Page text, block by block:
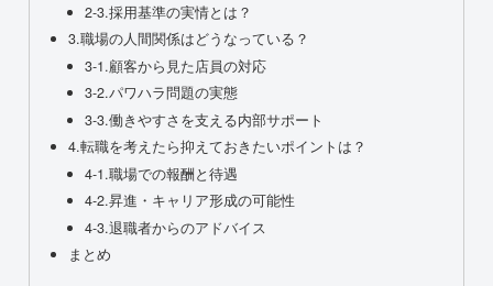
2-3.採用基準の実情とは？
3.職場の人間関係はどうなっている？
3-1.顧客から見た店員の対応
3-2.パワハラ問題の実態
3-3.働きやすさを支える内部サポート
4.転職を考えたら抑えておきたいポイントは？
4-1.職場での報酬と待遇
4-2.昇進・キャリア形成の可能性
4-3.退職者からのアドバイス
まとめ